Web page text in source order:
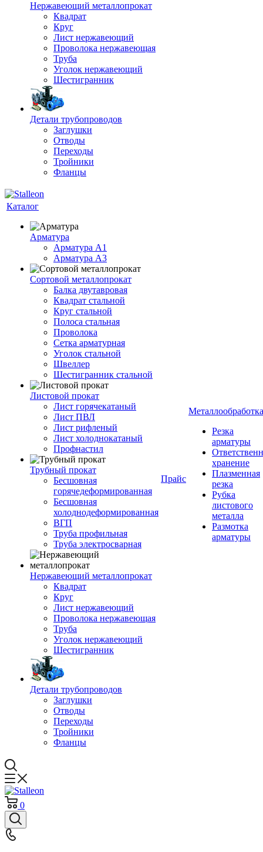
Нержавеющий металлопрокат
Квадрат
Круг
Лист нержавеющий
Проволока нержавеющая
Труба
Уголок нержавеющий
Шестигранник
Детали трубопроводов
Заглушки
Отводы
Переходы
Тройники
Фланцы
Каталог
Арматура
Арматура A1
Арматура А3
Сортовой металлопрокат
Балка двутавровая
Квадрат стальной
Круг стальной
Полоса стальная
Проволока
Сетка арматурная
Уголок стальной
Швеллер
Шестигранник стальной
Листовой прокат
Лист горячекатаный
Лист ПВЛ
Лист рифленый
Лист холоднокатаный
Профнастил
Трубный прокат
Бесшовная
горячедеформированная
Бесшовная
холоднодеформированная
ВГП
Труба профильная
Труба электросварная
Нержавеющий металлопрокат
Квадрат
Круг
Лист нержавеющий
Проволока нержавеющая
Труба
Уголок нержавеющий
Шестигранник
Детали трубопроводов
Заглушки
Отводы
Переходы
Тройники
Фланцы
Прайс
Металлообработка
Резка
арматуры
хранение
Плазменная
резка
Рубка
листового
металла
Размотка
арматуры
0